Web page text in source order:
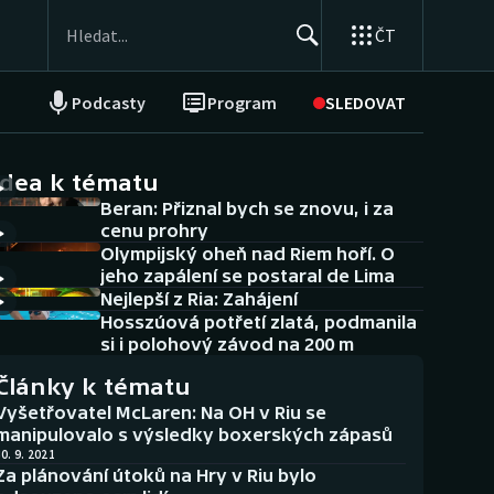
ČT
Podcasty Program SLEDOVAT
NEPŘEHLÉDNĚTE
Historické návraty
Aplikace ČT sport
AZ kvíz
k tématu
Beran: Přiznal bych se znovu, i za
cenu prohry
Olympijský oheň nad Riem hoří. O
jeho zapálení se postaral de Lima
Nejlepší z Ria: Zahájení
Hosszúová potřetí zlatá, podmanila
si i polohový závod na 200 m
k tématu
McLaren: Na OH v Riu se
s výsledky boxerských zápasů
9. 2021
plánování útoků na Hry v Riu bylo